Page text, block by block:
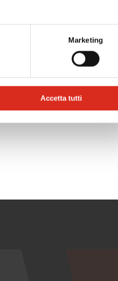
Marketing
Accetta tutti
Scrivici, saremo lieti